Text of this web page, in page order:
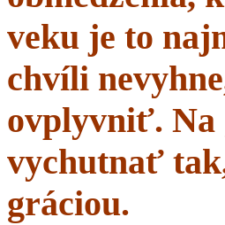
veku je to
chvíli
ovplyvniť. Na
vychutnať
gráciou.